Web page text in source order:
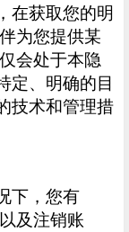
在获取您的明
为您提供某
会处于本隐
定、明确的目
技术和管理措
下，您有
及注销账